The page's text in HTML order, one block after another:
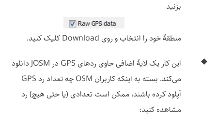
بزنید
منطقهٔ خود را انتخاب و روی Download کلیک کنید.
این کار یک لایهٔ اضافی حاوی ردهای GPS در JOSM دانلود
می‌کند. بسته به اینکه کاربران OSM چه تعداد رد GPS
آپلود کرده باشند، ممکن است تعدادی (یا حتی هیچ) رد
مشاهده کنید: